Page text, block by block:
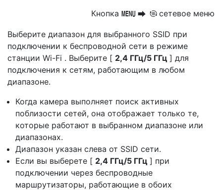
Кнопка G U F сетевое меню
Выберите диапазон для выбранного SSID при
подключении к беспроводной сети в режиме
станции Wi-Fi . Выберите [ 2,4 ГГц/5 ГГц ] для
подключения к сетям, работающим в любом
диапазоне.
Когда камера выполняет поиск активных
поблизости сетей, она отображает только те,
которые работают в выбранном диапазоне или
диапазонах.
Диапазон указан слева от SSID сети.
Если вы выберете [ 2,4 ГГц/5 ГГц ] при
подключении через беспроводные
маршрутизаторы, работающие в обоих